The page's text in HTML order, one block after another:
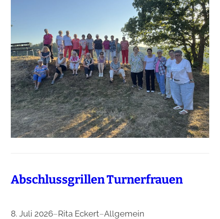
Abschlussgrillen Turnerfrauen
8. Juli 2026–Rita Eckert–Allgemein